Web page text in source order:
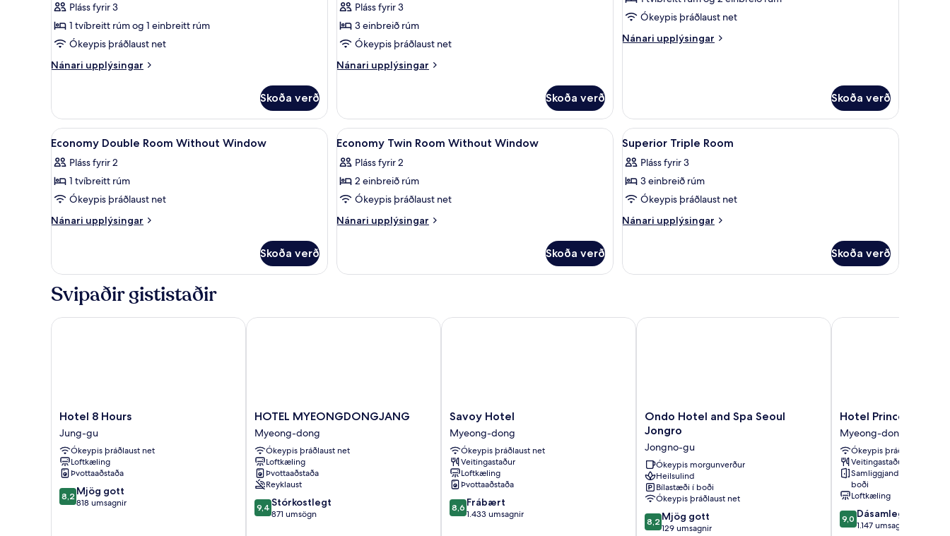
Twin
Room
Pláss fyrir 3
1 tvíbreitt rúm og 1 einbreitt rúm
Ókeypis þráðlaust net
Nánari upplýsingar
Nánari
Family
Twin
Room
Skoða verð
fyrir
þrjá
Pláss fyrir 3
3 einbreið rúm
Ókeypis þráðlaust net
Nánari upplýsingar
Nánari
herbergi
fyrir
þrjá
Skoða verð
Ókeypis þráðlaust net
Nánari upplýsingar
Nánari
Skoða verð
Skoða
allar
myndir
fyrir
Economy
Double
Window
Rúm með „pillowtop“-dýnum, hljóðeinangrun, ókeypis þráðlaus nettenging
10
Economy Double Room Without Window
Pláss fyrir 2
1 tvíbreitt rúm
Ókeypis þráðlaust net
Nánari upplýsingar
Nánari
Double
Without
Window
Skoða verð
Skoða
allar
myndir
fyrir
Economy
Twin
Window
Rúm með „pillowtop“-dýnum, hljóðeinangrun, ókeypis þráðlaus nettenging
10
Economy Twin Room Without Window
Pláss fyrir 2
2 einbreið rúm
Ókeypis þráðlaust net
Nánari upplýsingar
Nánari
Twin
Skoða verð
Skoða
allar
myndir
fyrir
Superior
Triple
Rúm með „pillowtop“-dýnum,
15
Superior Triple Room
Pláss fyrir 3
3 einbreið rúm
Ókeypis þráðlaust net
Nánari upplýsingar
Nánari
Triple
Skoða verð
Svipaðir gististaðir
Hotel
8
Hours
Jung-
gu
Hotel 8 Hours
Jung-gu
Ókeypis þráðlaust net
Loftkæling
Þvottaaðstaða
8.2
af
8,2 Mjög gott
818 umsagnir
Hotel 8 Hours
HOTEL
MYEONGDONGJANG
Myeong-
dong
HOTEL MYEONGDONGJANG
Myeong-dong
Ókeypis þráðlaust net
Loftkæling
Þvottaaðstaða
Reyklaust
9.4
af
9,4 Stórkostlegt
871 umsögn
HOTEL MYEONGDONGJANG
Savoy
Hotel
Myeong-
dong
Savoy Hotel
Myeong-dong
Ókeypis þráðlaust net
Veitingastaður
Loftkæling
Þvottaaðstaða
8.6
af
8,6 Frábært
1.433 umsagnir
Savoy Hotel
Ondo
Hotel
Spa
Seoul
Jongro
Jongno-
gu
Ondo Hotel and Spa Seoul
Jongro
Jongno-gu
Ókeypis morgunverður
Heilsulind
Bílastæði í boði
Ókeypis þráðlaust net
8.2
af
8,2 Mjög gott
129 umsagnir
Ondo Hotel and Spa Seoul Jongro
Hotel
Prince
Seoul
Myeong-
dong
Hotel Prince Seoul
Myeong-dong
Ókeypis þráðlaust net
Veitingastaður
Samliggjandi herbergi í
boði
Loftkæling
9.0
af
9,0 Dásamlegt
1.147 umsagnir
Hotel Prince Seoul